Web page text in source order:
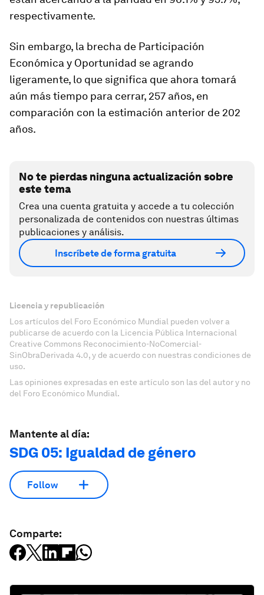
respectivamente.
Sin embargo, la brecha de Participación
Económica y Oportunidad se agrando
ligeramente, lo que significa que ahora tomará
aún más tiempo para cerrar, 257 años, en
comparación con la estimación anterior de 202
años.
No te pierdas ninguna actualización sobre
este tema
Crea una cuenta gratuita y accede a tu colección
personalizada de contenidos con nuestras últimas
publicaciones y análisis.
Inscríbete de forma gratuita
Licencia y republicación
Los artículos del Foro Económico Mundial pueden volver a
publicarse de acuerdo con la Licencia Pública Internacional
Creative Commons Reconocimiento-NoComercial-
SinObraDerivada 4.0, y de acuerdo con nuestras condiciones de
uso.
Las opiniones expresadas en este artículo son las del autor y no
del Foro Económico Mundial.
Mantente al día:
SDG 05: Igualdad de género
Follow
Comparte: